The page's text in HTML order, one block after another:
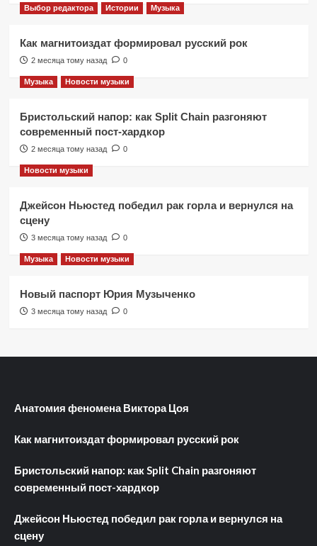
Выбор редактора Истории Музыка
Как магнитоиздат формировал русский рок
2 месяца тому назад 0
Музыка Новости музыки
Бристольский напор: как Split Chain разгоняют
современный пост-хардкор
2 месяца тому назад 0
Новости музыки
Джейсон Ньюстед победил рак горла и вернулся на
сцену
3 месяца тому назад 0
Музыка Новости музыки
Новый паспорт Юрия Музыченко
3 месяца тому назад 0
Анатомия феномена Виктора Цоя
Как магнитоиздат формировал русский рок
Бристольский напор: как Split Chain разгоняют
современный пост-хардкор
Джейсон Ньюстед победил рак горла и вернулся на
сцену